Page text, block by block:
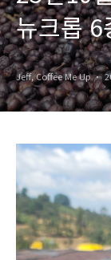
뉴크롭 6
Jeff, Coffee Me Up